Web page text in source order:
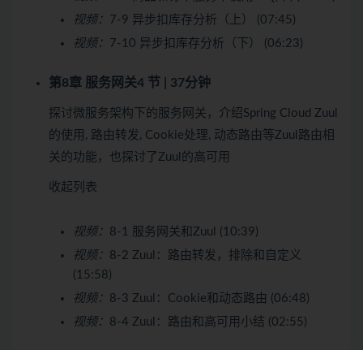
视频：
7-9 异步扣库存分析（上） (07:45)
视频：
7-10 异步扣库存分析（下） (06:23)
第8章 服务网关4 节 | 37分钟
探讨微服务架构下的服务网关，介绍Spring Cloud Zuul
的使用, 路由转发, Cookie处理, 动态路由等Zuul路由相
关的功能，也探讨了Zuul的高可用
收起列表
视频： 8-1 服务网关和Zuul (10:39)
视频： 8-2 Zuul：路由转发，排除和自定义
(15:58)
视频： 8-3 Zuul：Cookie和动态路由 (06:48)
视频： 8-4 Zuul：路由和高可用小结 (02:55)